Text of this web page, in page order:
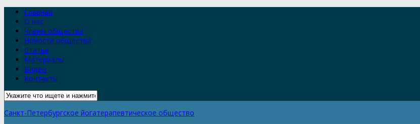
Главная
О нас
Члены общества
Новости общества
Статьи
Материалы
Видео
Контакты
Санкт-Петербургское йогатерапевтическое общество